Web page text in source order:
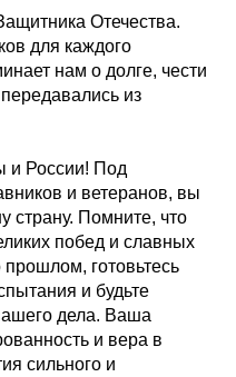
Отечества.
для каждого
нам о долге, чести
из
и России! Под
и ветеранов, вы
страну. Помните, что
побед и славных
готовьтесь
и будьте
дела. Ваша
и вера в
сильного и